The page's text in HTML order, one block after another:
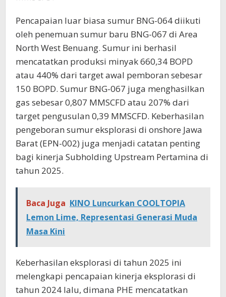
Pencapaian luar biasa sumur BNG-064 diikuti
oleh penemuan sumur baru BNG-067 di Area
North West Benuang. Sumur ini berhasil
mencatatkan produksi minyak 660,34 BOPD
atau 440% dari target awal pemboran sebesar
150 BOPD. Sumur BNG-067 juga menghasilkan
gas sebesar 0,807 MMSCFD atau 207% dari
target pengusulan 0,39 MMSCFD. Keberhasilan
pengeboran sumur eksplorasi di onshore Jawa
Barat (EPN-002) juga menjadi catatan penting
bagi kinerja Subholding Upstream Pertamina di
tahun 2025.
Baca Juga KINO Luncurkan COOLTOPIA
Lemon Lime, Representasi Generasi Muda
Masa Kini
Keberhasilan eksplorasi di tahun 2025 ini
melengkapi pencapaian kinerja eksplorasi di
tahun 2024 lalu, dimana PHE mencatatkan